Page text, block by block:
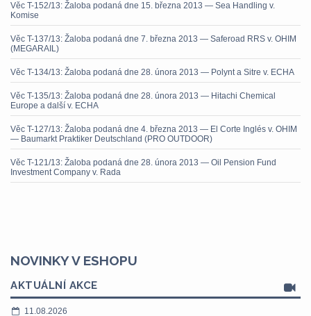
Věc T-152/13: Žaloba podaná dne 15. března 2013 — Sea Handling v.
Komise
Věc T-137/13: Žaloba podaná dne 7. března 2013 — Saferoad RRS v. OHIM
(MEGARAIL)
Věc T-134/13: Žaloba podaná dne 28. února 2013 — Polynt a Sitre v. ECHA
Věc T-135/13: Žaloba podaná dne 28. února 2013 — Hitachi Chemical
Europe a další v. ECHA
Věc T-127/13: Žaloba podaná dne 4. března 2013 — El Corte Inglés v. OHIM
— Baumarkt Praktiker Deutschland (PRO OUTDOOR)
Věc T-121/13: Žaloba podaná dne 28. února 2013 — Oil Pension Fund
Investment Company v. Rada
NOVINKY V ESHOPU
AKTUÁLNÍ AKCE
11.08.2026